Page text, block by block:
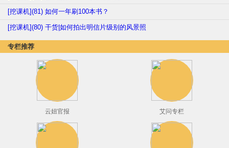
[挖课机](81) 如何一年刷100本书？
[挖课机](80) 干货|如何拍出明信片级别的风景照
专栏推荐
云妞官报 艾问专栏